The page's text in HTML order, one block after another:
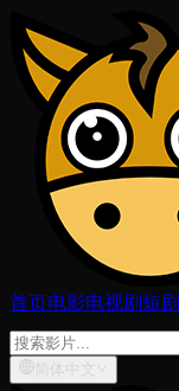
首页电影电视剧短剧
简体中文